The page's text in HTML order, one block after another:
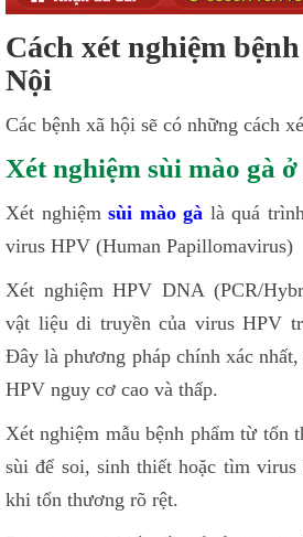
Cách xét nghiệm
Nội
Các bệnh xã hội sẽ có những cách
Xét nghiệm sùi mào gà
Xét nghiệm sùi mào gà là quá
virus HPV (Human Papillomavirus)
Xét nghiệm HPV DNA (PCR/
vật liệu di truyền của virus HPV
Đây là phương pháp chính xác
HPV nguy cơ cao và thấp.
Xét nghiệm mẫu bệnh phẩm từ tổn
sùi để soi, sinh thiết hoặc tìm
khi tổn thương rõ rệt.